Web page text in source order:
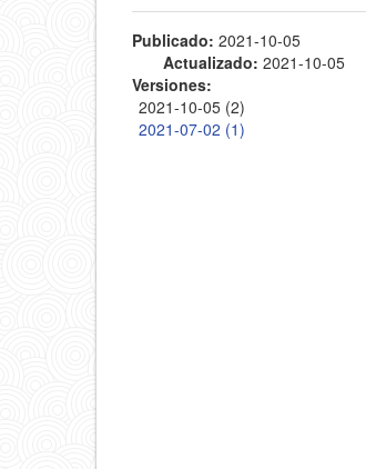
Publicado: 2021-10-05
Actualizado: 2021-10-05
Versiones:
2021-10-05 (2)
2021-07-02 (1)